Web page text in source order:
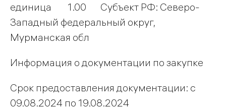
единица 1.00 Субъект РФ: Северо-
Западный федеральный округ,
Мурманская обл
Информация о документации по закупке
Срок предоставления документации: с
09.08.2024 по 19.08.2024